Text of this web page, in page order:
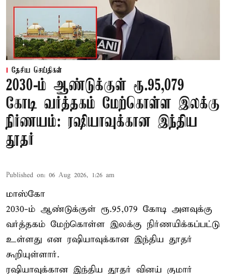
தேசிய செய்திகள்
2030-ம் ஆண்டுக்குள் ரூ.95,079
கோடி வர்த்தகம் மேற்கொள்ள இலக்கு
நிர்ணயம்: ரஷியாவுக்கான இந்திய
தூதர்
Published on: 06 Aug 2026, 1:26 am
மாஸ்கோ
2030-ம் ஆண்டுக்குள் ரூ.95,079 கோடி அளவுக்கு
வர்த்தகம் மேற்கொள்ள இலக்கு நிர்ணயிக்கப்பட்டு
உள்ளது என ரஷியாவுக்கான இந்திய தூதர்
கூறியுள்ளார்.
ரஷியாவுக்கான இந்திய தூதர் வினய் குமார்